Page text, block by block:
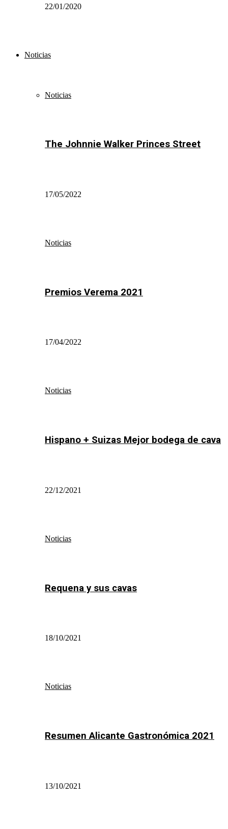
22/01/2020
Noticias
Noticias
The Johnnie Walker Princes Street
17/05/2022
Noticias
Premios Verema 2021
17/04/2022
Noticias
Hispano + Suizas Mejor bodega de cava
22/12/2021
Noticias
Requena y sus cavas
18/10/2021
Noticias
Resumen Alicante Gastronómica 2021
13/10/2021